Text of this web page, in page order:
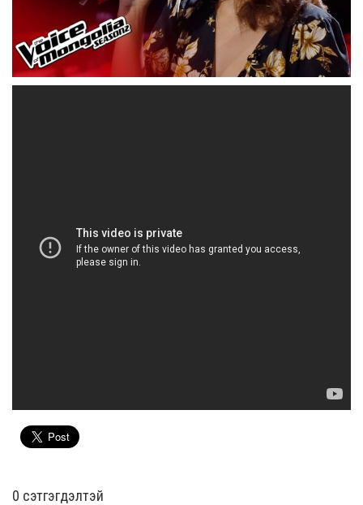
0 cэтгэгдэлтэй